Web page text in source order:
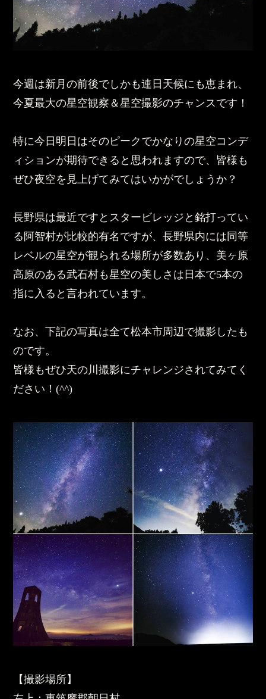
今週は新月の前後でしかも連日天候にも恵まれ、
今夏最大の星空観察＆星空撮影のチャンスです！
特に今日明日はそのピークでかなりの星空コンデ
ィションが期待できると思われますので、皆様も
ぜひ夜空を見上げてみてはいかがでしょうか？
長野県は最近ですとスタービレッジと銘打ってい
る阿智村が比較的有名ですが、長野県内には同等
レベルの星空が観られる場所が多数あり、美ヶ原
高原のある武石村も星空の美しさは日本で5本の
指に入ると言われています。
なお、下記の写真は全て松本市周辺で撮影したも
のです。
皆様もぜひ天の川撮影にチャレンジされてみてく
ださい！(^^)
【撮影場所】